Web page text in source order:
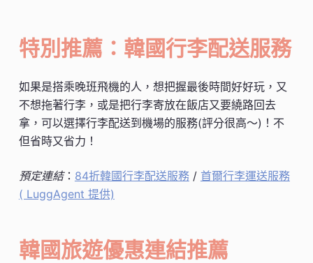
特別推薦：韓國行李配送服務
如果是搭乘晚班飛機的人，想把握最後時間好好玩，又
不想拖著行李，或是把行李寄放在飯店又要繞路回去
拿，可以選擇行李配送到機場的服務(評分很高～)！不
但省時又省力！
預定連結： 84折韓國行李配送服務/ 首爾行李運送服務
( LuggAgent 提供)
韓國旅遊優惠連結推薦